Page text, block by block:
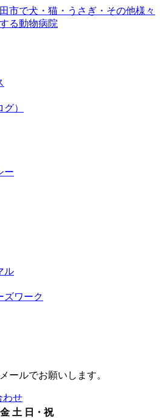
）
ー
ル
ズワーク
ールでお願いします。
わせ
金 土 日・祝